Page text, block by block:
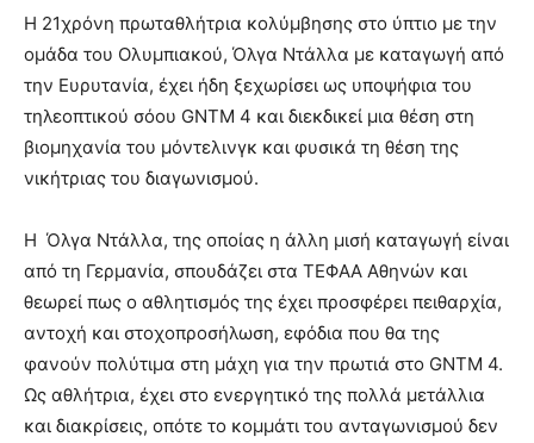
Η 21χρόνη πρωταθλήτρια κολύμβησης στο ύπτιο με την
ομάδα του Ολυμπιακού, Όλγα Ντάλλα με καταγωγή από
την Ευρυτανία, έχει ήδη ξεχωρίσει ως υποψήφια του
τηλεοπτικού σόου GNTM 4 και διεκδικεί μια θέση στη
βιομηχανία του μόντελινγκ και φυσικά τη θέση της
νικήτριας του διαγωνισμού.
Η Όλγα Ντάλλα, της οποίας η άλλη μισή καταγωγή είναι
από τη Γερμανία, σπουδάζει στα ΤΕΦΑΑ Αθηνών και
θεωρεί πως ο αθλητισμός της έχει προσφέρει πειθαρχία,
αντοχή και στοχοπροσήλωση, εφόδια που θα της
φανούν πολύτιμα στη μάχη για την πρωτιά στο GNTM 4.
Ως αθλήτρια, έχει στο ενεργητικό της πολλά μετάλλια
και διακρίσεις, οπότε το κομμάτι του ανταγωνισμού δεν